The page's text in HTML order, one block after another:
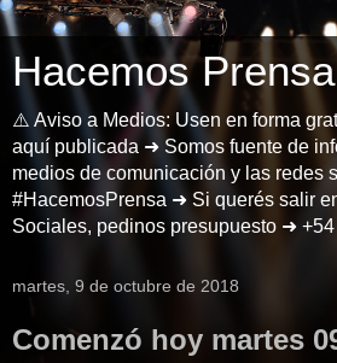
Hacemos Prensa
⚠️ Aviso a Medios: Usen en forma
aquí publicada ➜ Somos fuente de
medios de comunicación y las redes
#HacemosPrensa ➜ Si querés salir
Sociales, pedinos presupuesto ➜
martes, 9 de octubre de 2018
Comenzó hoy martes